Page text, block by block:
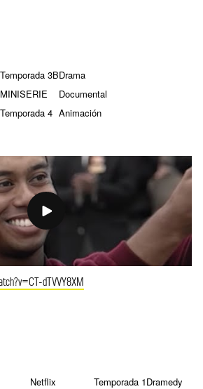
Temporada 3BDrama
MINISERIE
Documental
Temporada 4 Animación
dTVVY8XM
Netflix Temporada 1Dramedy